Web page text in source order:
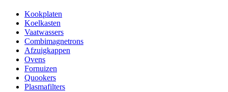
Kookplaten
Koelkasten
Vaatwassers
Combimagnetrons
Afzuigkappen
Ovens
Fornuizen
Quookers
Plasmafilters